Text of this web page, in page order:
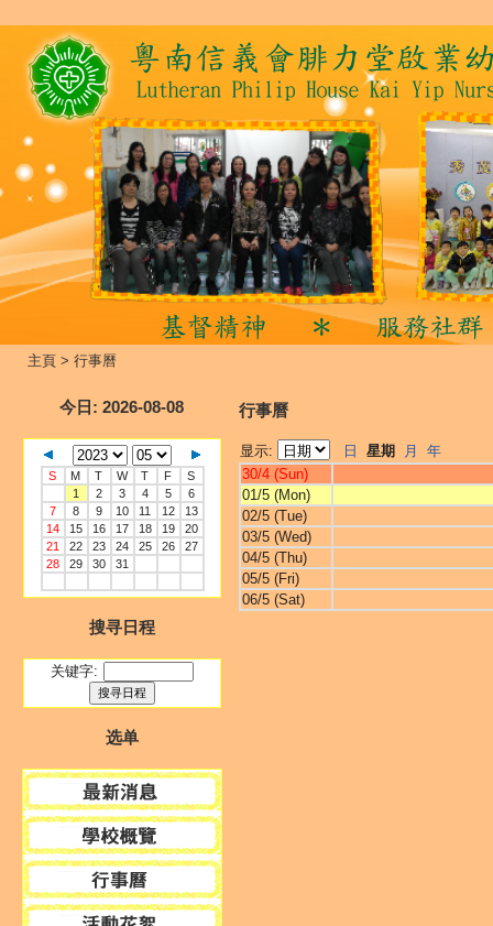
主頁 > 行事曆
今日 : 2026-08-08
S M T W T F
S
1
2 3 4 5
6
7
8 9 10 11 12
13
14
15 16 17 18 19
20
21
22 23 24 25 26
27
28
29 30 31
搜寻日程
关键字:
选单
行事曆
显示: 日 星期 月
年
30/4 (Sun)
01/5 (Mon)
02/5 (Tue)
03/5 (Wed)
04/5 (Thu)
05/5 (Fri)
06/5 (Sat)